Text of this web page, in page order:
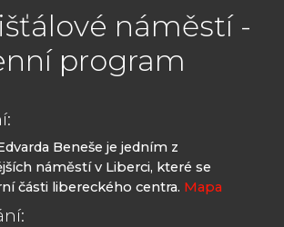
náměstí -
program
Beneše je jedním z
náměstí v Liberci, které se
části libereckého centra. Mapa